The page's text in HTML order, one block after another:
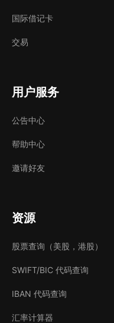
国际借记卡
交易
用户服务
公告中心
帮助中心
邀请好友
资源
股票查询（美股，港股）
SWIFT/BIC 代码查询
IBAN 代码查询
汇率计算器